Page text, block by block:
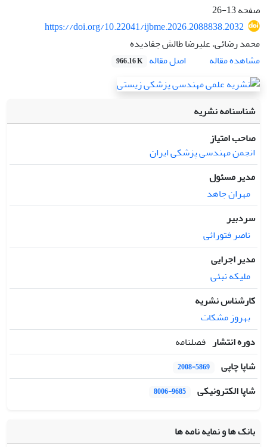
صفحه13-26
https://doi.org/10.22041/ijbme.2026.2088838.2032
محمد رضائی، علیرضا طالش جفادیده
مشاهده مقاله
اصل مقاله 966.16 K
شناسنامه نشریه
صاحب امتیاز
انجمن مهندسی پزشکی ایران
مدیر مسئول
مهران جاهد
سردبیر
ناصر فتورائی
مدیر اجرایی
ملیکه نبئی
کارشناس نشریه
بهروز مشکات
دوره انتشار فصلنامه
شاپا چاپی
2008-5869
شاپا الکترونیکی 8006-9685
بانک ها و نمایه نامه ها